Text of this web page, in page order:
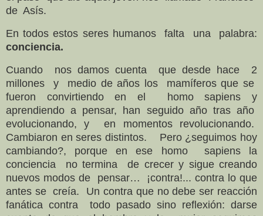
de Asís.
En todos estos seres humanos falta una palabra:
conciencia.
Cuando nos damos cuenta que desde hace 2
millones y medio de años los mamíferos que se
fueron convirtiendo en el homo sapiens y
aprendiendo a pensar, han seguido año tras año
evolucionando, y en momentos revolucionando.
Cambiaron en seres distintos. Pero ¿seguimos hoy
cambiando?, porque en ese homo sapiens la
conciencia no termina de crecer y sigue creando
nuevos modos de pensar… ¡contra!... contra lo que
antes se creía. Un contra que no debe ser reacción
fanática contra todo pasado sino reflexión: darse